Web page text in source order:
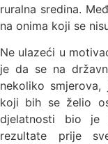
ruralna sredina.
na onima koji se
Ne ulazeći u
je da se na
nekoliko
koji bih se želio
djelatnosti bio je
rezultate prije